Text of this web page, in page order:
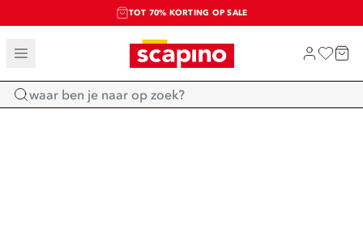
TOT 70% KORTING OP SALE
SALE: LAATSTE KANS!
SHOP NIEUW
Home